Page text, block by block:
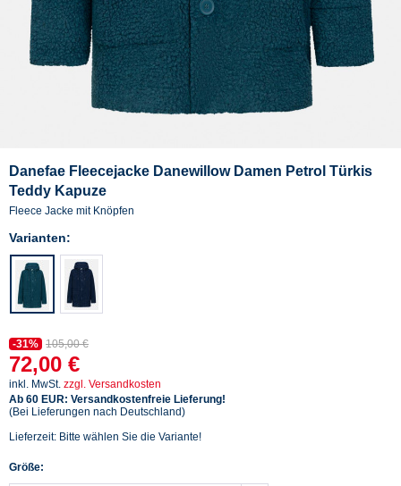
Danefae Fleecejacke Danewillow Damen Petrol Türkis
Teddy Kapuze
Fleece Jacke mit Knöpfen
Varianten:
-31% 105,00 €
72,00 €
inkl. MwSt. zzgl. Versandkosten
Ab 60 EUR: Versandkostenfreie Lieferung!
(Bei Lieferungen nach Deutschland)
Lieferzeit: Bitte wählen Sie die Variante!
Größe: